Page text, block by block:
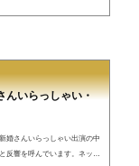
んいらっしゃい・
婚さんいらっしゃい出演の中
反響を呼んでいます。ネット